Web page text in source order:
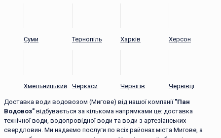
Суми Тернопіль Харків Херсон
Хмельницький Черкаси Чернігів Чернівці
Доставка води водовозом (Мигове) від нашої компанії "Пан
Водовоз" відбувається за кількома напрямками це: доставка
технічної води, водопровідної води та води з артезіанських
свердловин. Ми надаємо послуги по всіх районах міста Мигове, а